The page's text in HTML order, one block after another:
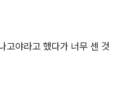
고야라고 했다가 너무 센 것